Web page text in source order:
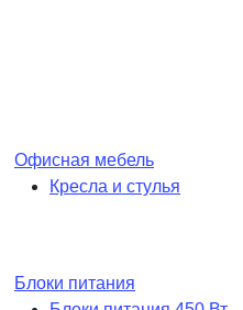
Офисная мебель
Кресла и стулья
Блоки питания